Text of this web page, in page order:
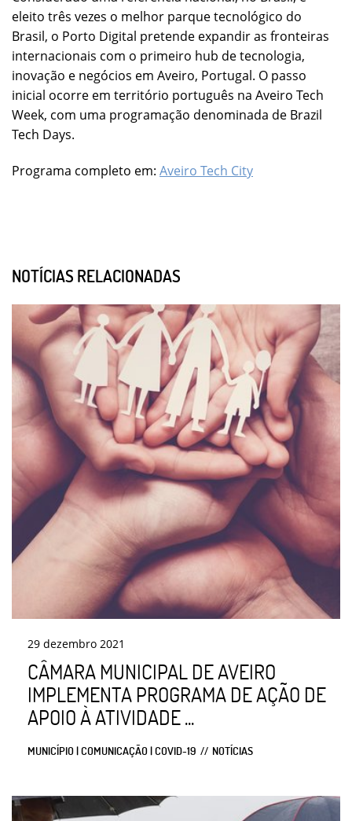
eleito três vezes o melhor parque tecnológico do
Brasil, o Porto Digital pretende expandir as fronteiras
internacionais com o primeiro hub de tecnologia,
inovação e negócios em Aveiro, Portugal. O passo
inicial ocorre em território português na Aveiro Tech
Week, com uma programação denominada de Brazil
Tech Days.
Programa completo em: Aveiro Tech City
NOTÍCIAS RELACIONADAS
29 dezembro 2021
CÂMARA MUNICIPAL DE AVEIRO
IMPLEMENTA PROGRAMA DE AÇÃO DE
APOIO À ATIVIDADE ...
MUNICÍPIO | COMUNICAÇÃO | COVID-19 NOTÍCIAS